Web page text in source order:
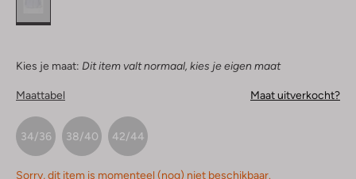
Kies je maat: Dit item valt normaal, kies je eigen maat
Maattabel Maat uitverkocht?
34/36 38/40 42/44
Sorry, dit item is momenteel (nog) niet beschikbaar.